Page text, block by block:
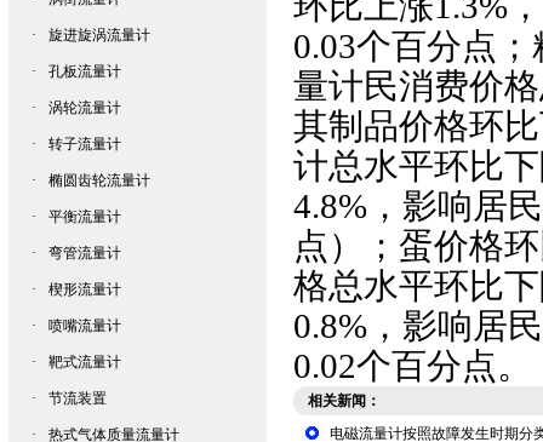
· 旋进旋涡流量计
· 孔板流量计
· 涡轮流量计
· 转子流量计
· 椭圆齿轮流量计
· 平衡流量计
· 弯管流量计
· 楔形流量计
· 喷嘴流量计
· 靶式流量计
· 节流装置
· 热式气体质量流量计
0.03个百分点
量计民消费价
其制品价格环
计总水平环比
4.8%，影响居
点）；蛋价格
格总水平环比
0.8%，影响居
0.02个百分点。
相关新闻：
电磁流量计按照故障发生时期分